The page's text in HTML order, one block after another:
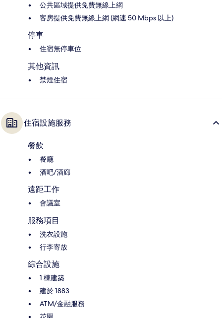
公共區域提供免費無線上網
客房提供免費無線上網 (網速 50 Mbps 以上)
停車
住宿無停車位
其他資訊
禁煙住宿
住宿設施服務
餐飲
餐廳
酒吧/酒廊
遠距工作
會議室
服務項目
洗衣設施
行李寄放
綜合設施
1 棟建築
建於 1883
ATM/金融服務